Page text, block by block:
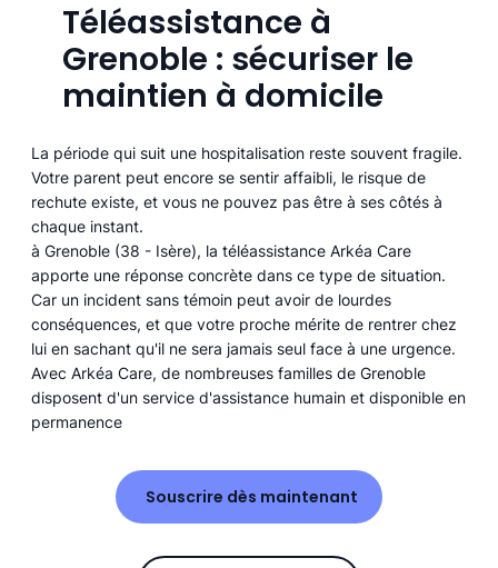
Téléassistance à
Grenoble : sécuriser le
maintien à domicile
La période qui suit une hospitalisation reste souvent fragile.
Votre parent peut encore se sentir affaibli, le risque de
rechute existe, et vous ne pouvez pas être à ses côtés à
chaque instant.
à Grenoble (38 - Isère), la téléassistance Arkéa Care
apporte une réponse concrète dans ce type de situation.
Car un incident sans témoin peut avoir de lourdes
conséquences, et que votre proche mérite de rentrer chez
lui en sachant qu'il ne sera jamais seul face à une urgence.
Avec Arkéa Care, de nombreuses familles de Grenoble
disposent d'un service d'assistance humain et disponible en
permanence
Souscrire dès maintenant